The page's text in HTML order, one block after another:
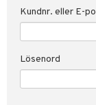
Hem &
Leksaker, Barn
Varumärken
Kundnr. eller E-
Lösenord
svar